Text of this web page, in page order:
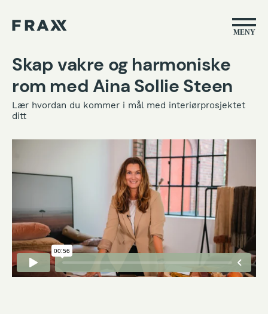
MENY
Skap vakre og harmoniske
rom med Aina Sollie Steen
Lær hvordan du kommer i mål med interiørprosjektet
ditt